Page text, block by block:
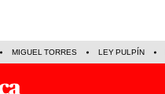
MIGUEL TORRES LEY PULPÍN